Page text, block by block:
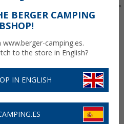
BERGER CAMPING
camping.es.
to the store in English?
IN ENGLISH